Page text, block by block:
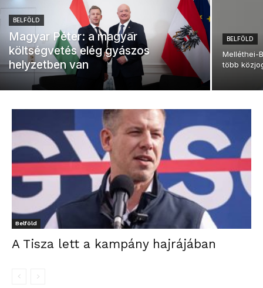
BELFÖLD
Magyar Péter: a magyar
költségvetés elég gyászos
helyzetben van
BELFÖLD
Melléthei-
több
Belföld
A Tisza lett a kampány hajrájában